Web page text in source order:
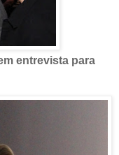
para